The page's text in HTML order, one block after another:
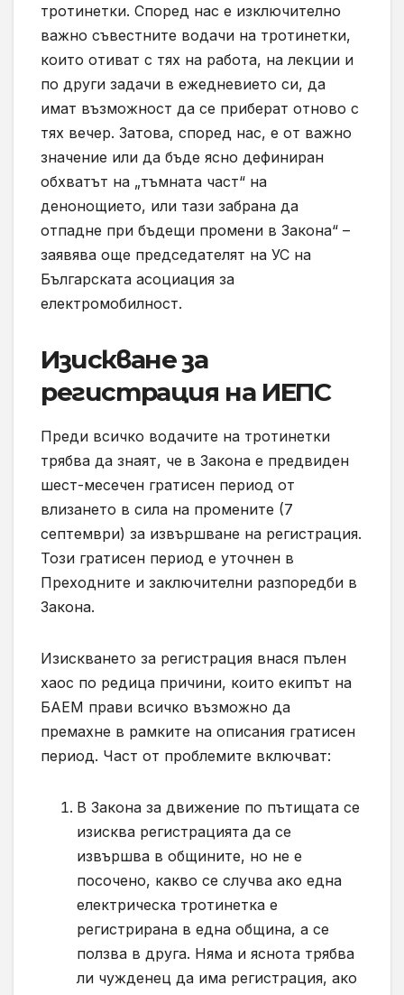
тротинетки. Според нас е изключително
важно съвестните водачи на тротинетки,
които отиват с тях на работа, на лекции и
по други задачи в ежедневието си, да
имат възможност да се приберат отново с
тях вечер. Затова, според нас, е от важно
значение или да бъде ясно дефиниран
обхватът на „тъмната част“ на
денонощието, или тази забрана да
отпадне при бъдещи промени в Закона“ –
заявява още председателят на УС на
Българската асоциация за
електромобилност.
Изискване за
регистрация на ИЕПС
Преди всичко водачите на тротинетки
трябва да знаят, че в Закона е предвиден
шест-месечен гратисен период от
влизането в сила на промените (7
септември) за извършване на регистрация.
Този гратисен период е уточнен в
Преходните и заключителни разпоредби в
Закона.
Изискването за регистрация внася пълен
хаос по редица причини, които екипът на
БАЕМ прави всичко възможно да
премахне в рамките на описания гратисен
период. Част от проблемите включват:
В Закона за движение по пътищата се
изисква регистрацията да се
извършва в общините, но не е
посочено, какво се случва ако една
електрическа тротинетка е
регистрирана в една община, а се
ползва в друга. Няма и яснота трябва
ли чужденец да има регистрация, ако